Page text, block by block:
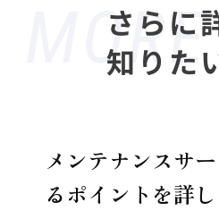
さらに
知りた
メンテナンスサ
るポイントを詳